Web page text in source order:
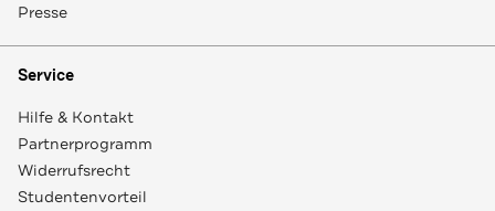
Presse
Service
Hilfe & Kontakt
Partnerprogramm
Widerrufsrecht
Studentenvorteil